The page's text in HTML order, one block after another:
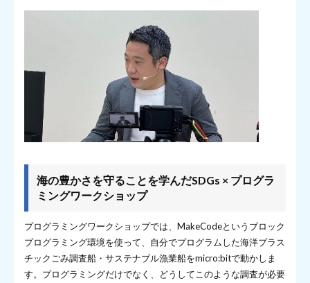
海の豊かさを守ることを学んだSDGs × プログラ
ミングワークショップ
プログラミングワークショップでは、MakeCodeというブロック
プログラミング環境を使って、自分でプログラムした海洋プラス
チックごみ調査船・サステナブル漁業船をmicro:bitで動かしま
す。プログラミングだけでなく、どうしてこのような調査が必要